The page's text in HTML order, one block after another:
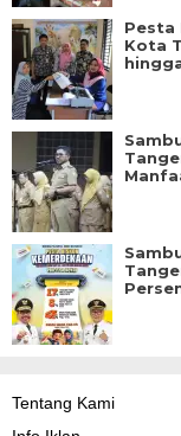
Pesta
Kota
Tentang Kami